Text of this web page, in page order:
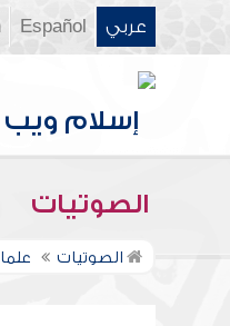
عربي Español
الصوتيات
الصوتيات